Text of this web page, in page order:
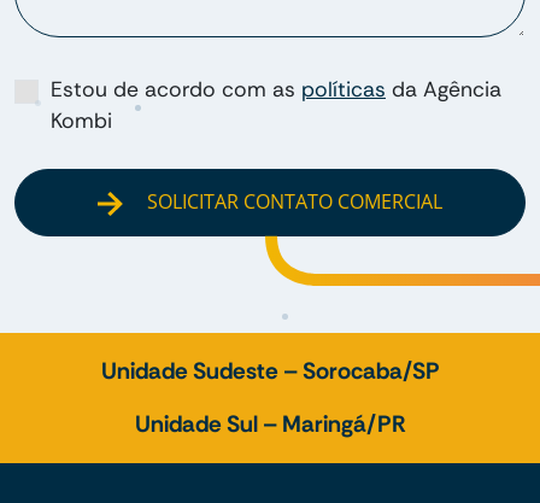
Estou de acordo com as políticas da Agência
Kombi
SOLICITAR CONTATO COMERCIAL
Unidade Sudeste – Sorocaba/SP
Unidade Sul – Maringá/PR